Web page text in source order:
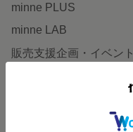
minne PLUS
minne LAB
販売支援企画・イベント
minneとものづくりと